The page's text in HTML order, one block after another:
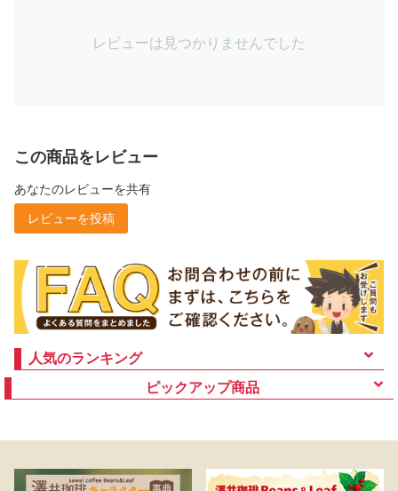
レビューは見つかりませんでした
この商品をレビュー
あなたのレビューを共有
レビューを投稿
人気のランキング
ピックアップ商品